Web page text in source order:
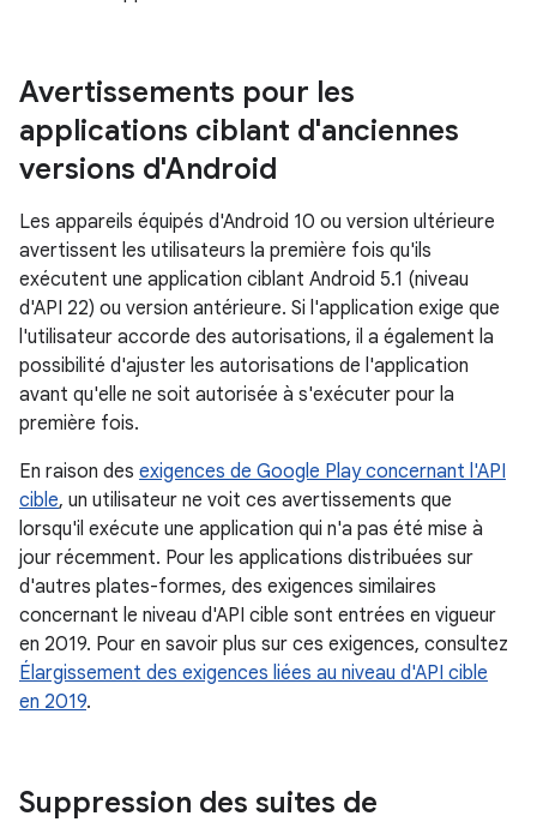
Avertissements pour les
applications ciblant d'anciennes
versions d'Android
Les appareils équipés d'Android 10 ou version ultérieure
avertissent les utilisateurs la première fois qu'ils
exécutent une application ciblant Android 5.1 (niveau
d'API 22) ou version antérieure. Si l'application exige que
l'utilisateur accorde des autorisations, il a également la
possibilité d'ajuster les autorisations de l'application
avant qu'elle ne soit autorisée à s'exécuter pour la
première fois.
En raison des exigences de Google Play concernant l'API
cible, un utilisateur ne voit ces avertissements que
lorsqu'il exécute une application qui n'a pas été mise à
jour récemment. Pour les applications distribuées sur
d'autres plates-formes, des exigences similaires
concernant le niveau d'API cible sont entrées en vigueur
en 2019. Pour en savoir plus sur ces exigences, consultez
Élargissement des exigences liées au niveau d'API cible
en 2019.
Suppression des suites de